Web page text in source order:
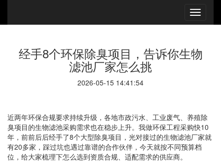
经手8个环保除臭项目，告诉你生物
滤池厂家怎么挑
2026-05-15 14:41:54
近两年环保合规要求持续升级，各地市政污水、工业废气、养殖除
臭项目的生物滤池采购需求也在稳步上升。我做环保工程采购快10
年，前前后后经手了8个大型除臭项目，光对接过的生物滤池厂家就
有20多家，踩过坑也遇过靠谱的合作伙伴，今天就按不同预算档
位，给大家梳理下怎么选到资质合规、适配需求的供应商。